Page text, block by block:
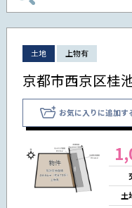
土地 上物有
京都市西京区桂
お気に入りに追加す
土